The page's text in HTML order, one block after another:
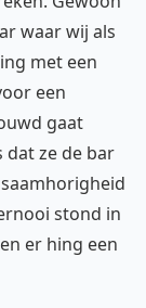
waar wij als
met een
een
gaat
dat ze de bar
stond in
er hing een